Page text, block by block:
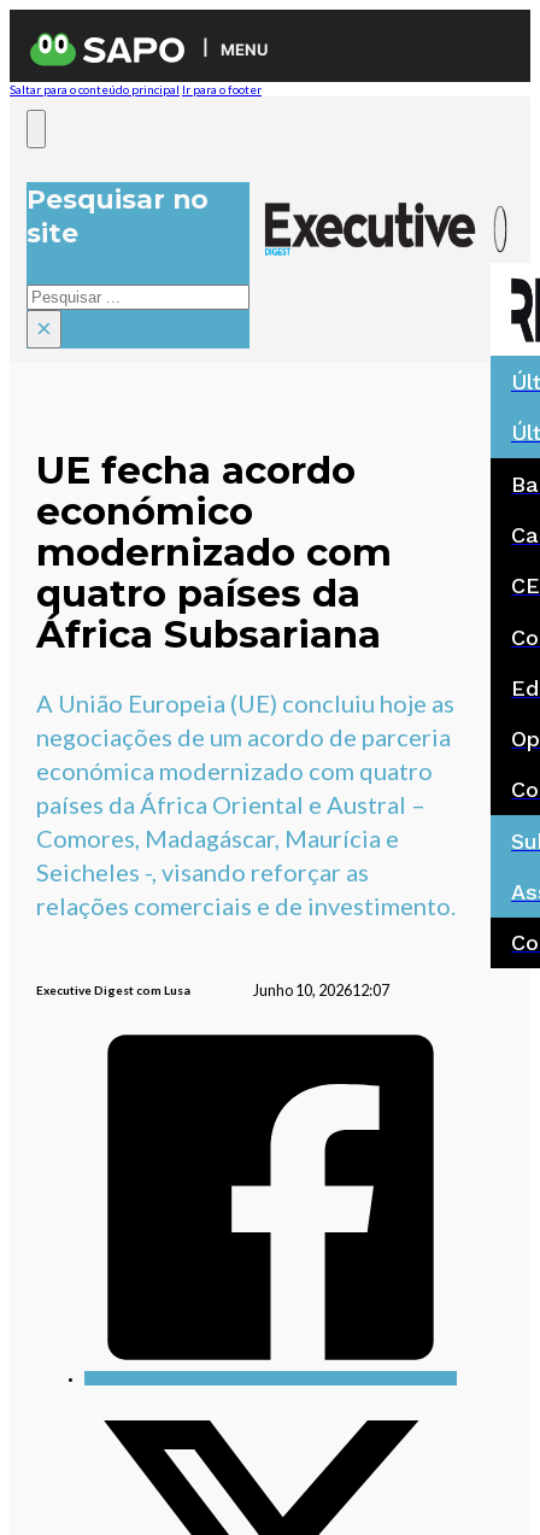
MENU
Saltar para o conteúdo principal Ir para o footer
Pesquisar no
site
Pesquisar
×
UE fecha acordo
económico
modernizado com
quatro países da
África Subsariana
A União Europeia (UE) concluiu hoje as
negociações de um acordo de parceria
económica modernizado com quatro
países da África Oriental e Austral –
Comores, Madagáscar, Maurícia e
Seicheles -, visando reforçar as
relações comerciais e de investimento.
Executive Digest com Lusa Junho 10, 202612:07